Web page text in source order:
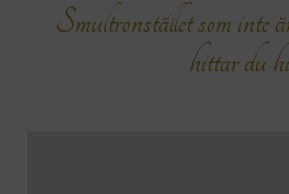
Smultronstället som inte
hittar du